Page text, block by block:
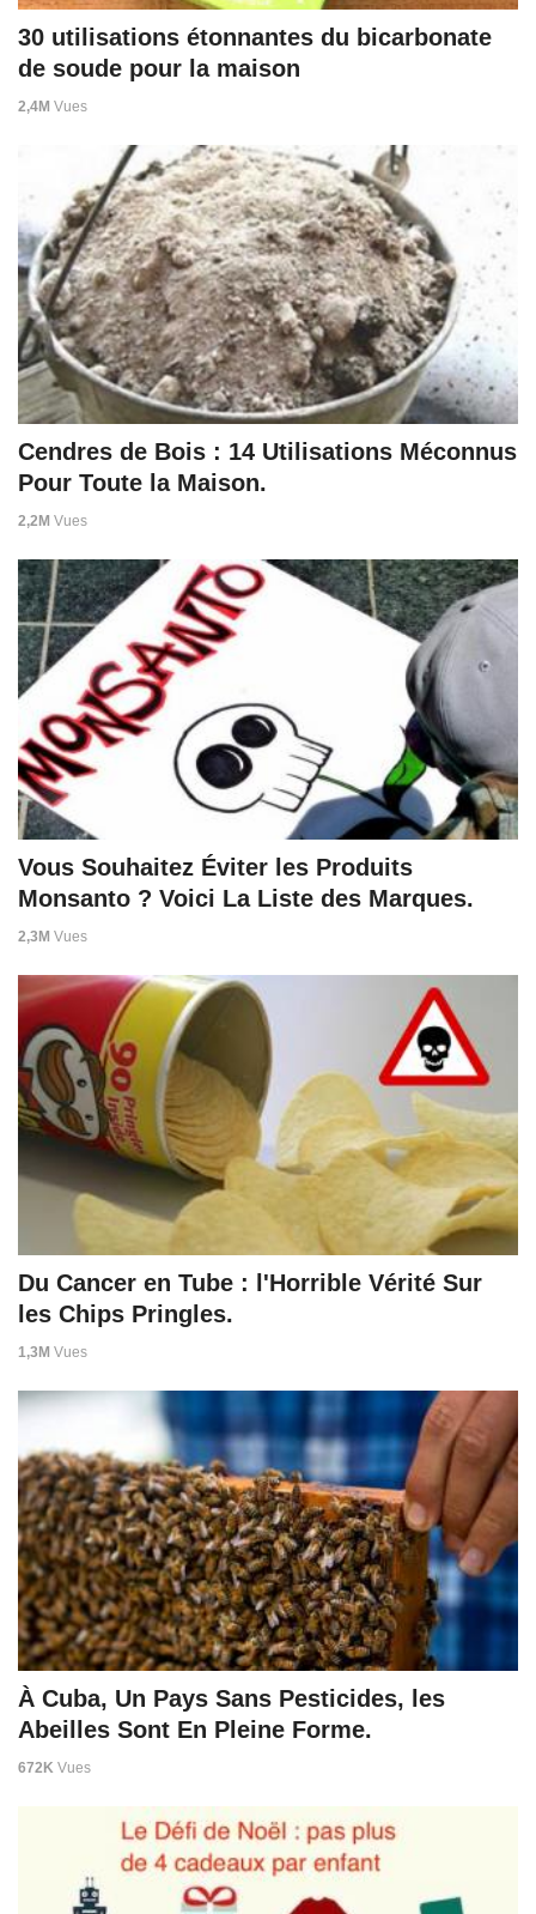
30 utilisations étonnantes du bicarbonate
de soude pour la maison
2,4M Vues
Cendres de Bois : 14 Utilisations Méconnus
Pour Toute la Maison.
2,2M Vues
Vous Souhaitez Éviter les Produits
Monsanto ? Voici La Liste des Marques.
2,3M Vues
Du Cancer en Tube : l'Horrible Vérité Sur
les Chips Pringles.
1,3M Vues
À Cuba, Un Pays Sans Pesticides, les
Abeilles Sont En Pleine Forme.
672K Vues